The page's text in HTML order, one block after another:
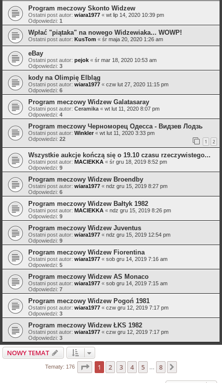
Program meczowy Skonto Widzew
Ostatni post autor: wiara1977 « wt lip 14, 2020 10:39 pm
Odpowiedzi: 1
Wpłać "piątaka" na nowego Widzewiaka... WOWP!
Ostatni post autor: KusTom « śr maja 20, 2020 1:26 am
eBay
Ostatni post autor: pejok « śr mar 18, 2020 10:53 am
Odpowiedzi: 3
kody na Olimpię Elbląg
Ostatni post autor: wiara1977 « czw lut 27, 2020 11:15 pm
Odpowiedzi: 6
Program meczowy Widzew Galatasaray
Ostatni post autor: Ceramika « wt lut 11, 2020 8:07 pm
Odpowiedzi: 4
Program meczowy Черноморец Одесса - Видзев Лодзь
Ostatni post autor: Winkler « wt lut 11, 2020 3:33 pm
Odpowiedzi: 22 1 2
Wszystkie aukcje kończą się o 19.10 czasu rzeczywistego...
Ostatni post autor: MACIEKKA « śr gru 18, 2019 8:52 pm
Odpowiedzi: 9
Program meczowy Widzew Broendby
Ostatni post autor: wiara1977 « ndz gru 15, 2019 8:27 pm
Odpowiedzi: 6
Program meczowy Widzew Bałtyk 1982
Ostatni post autor: MACIEKKA « ndz gru 15, 2019 8:26 pm
Odpowiedzi: 9
Program meczowy Widzew Juventus
Ostatni post autor: wiara1977 « ndz gru 15, 2019 12:54 pm
Odpowiedzi: 9
Program meczowy Widzew Fiorentina
Ostatni post autor: wiara1977 « sob gru 14, 2019 7:16 am
Odpowiedzi: 5
Program meczowy Widzew AS Monaco
Ostatni post autor: wiara1977 « sob gru 14, 2019 7:15 am
Odpowiedzi: 7
Program meczowy Widzew Pogoń 1981
Ostatni post autor: wiara1977 « czw gru 12, 2019 7:17 pm
Odpowiedzi: 3
Program meczowy Widzew ŁKS 1982
Ostatni post autor: wiara1977 « czw gru 12, 2019 7:17 pm
Odpowiedzi: 3
NOWY TEMAT
Tematy: 176 Strona z8
1 2 3 4 5 … 8